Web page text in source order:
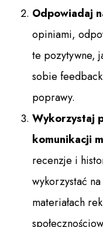
Odpowiadaj
opiniami,
te pozytywne,
sobie
poprawy.
Wykorzystaj
komunikacji
recenzje i
wykorzystać
materiałach